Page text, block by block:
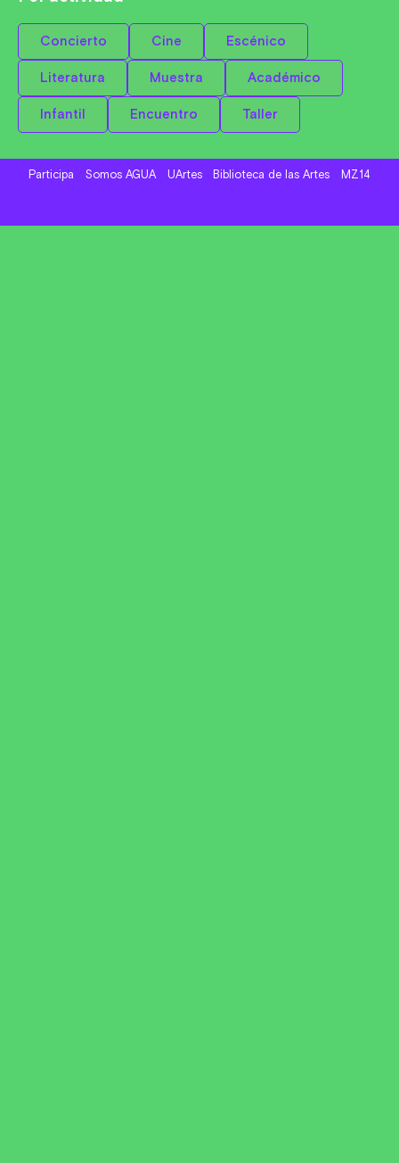
Concierto Cine Escénico
Literatura Muestra Académico
Infantil Encuentro Taller
Participa Somos AGUA UArtes Biblioteca de las Artes MZ14